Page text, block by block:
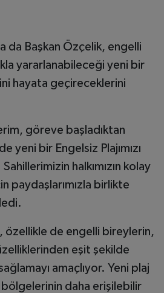
da Başkan Özçelik, engelli
yararlanabileceği yeni bir
hayata geçireceklerini
göreve başladıktan
yeni bir Engelsiz Plajımızı
halkımızın kolay
paydaşlarımızla birlikte
özellikle de engelli bireylerin,
eşit şekilde
amaçlıyor. Yeni plaj
daha erişilebilir